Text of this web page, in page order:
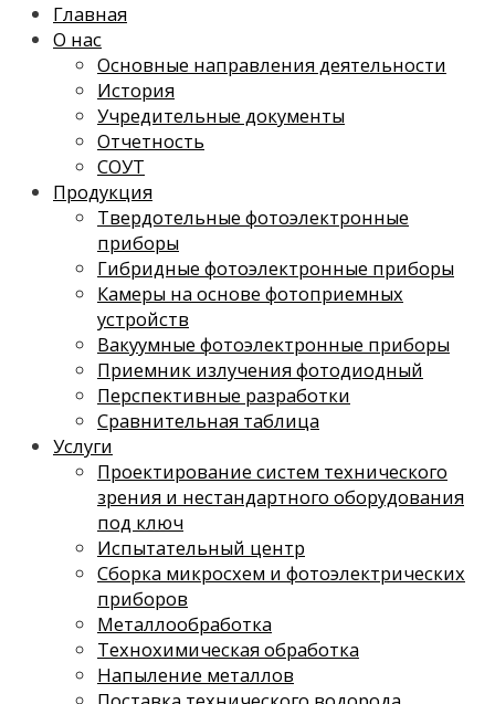
Главная
О нас
Основные направления деятельности
История
Учредительные документы
Отчетность
СОУТ
Продукция
Твердотельные фотоэлектронные
приборы
Гибридные фотоэлектронные приборы
Камеры на основе фотоприемных
устройств
Вакуумные фотоэлектронные приборы
Приемник излучения фотодиодный
Перспективные разработки
Сравнительная таблица
Услуги
Проектирование систем технического
зрения и нестандартного оборудования
под ключ
Испытательный центр
Сборка микросхем и фотоэлектрических
приборов
Металлообработка
Технохимическая обработка
Напыление металлов